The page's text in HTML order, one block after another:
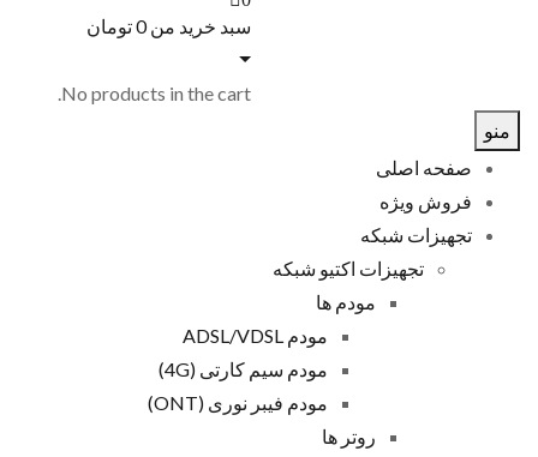
سبد خرید من0تومان
No products in the cart.
منو
صفحه اصلی
فروش ویژه
تجهیزات شبکه
تجهیزات اکتیو شبکه
مودم ها
مودم ADSL/VDSL
مودم سیم کارتی (4G)
مودم فیبر نوری (ONT)
روتر ها